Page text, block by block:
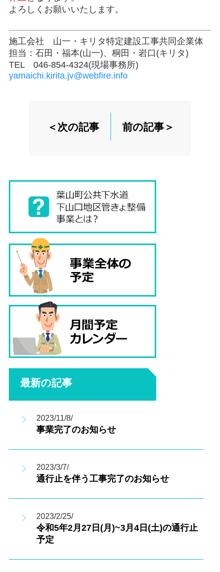
よろしくお願いいたします。
施工会社 山一・キリタ特定建設工事共同企業体
担当：石田・福本(山一)、桐田・岩口(キリタ)
TEL 046-854-4324(現場事務所)
yamaichi.kirita.jv@webfire.info
＜次の記事 前の記事＞
最新の記事
2023/11/8/
事業完了のお知らせ
2023/3/7/
通行止を伴う工事完了のお知らせ
2023/2/25/
令和5年2月27日(月)~3月4日(土)の通行止
予定